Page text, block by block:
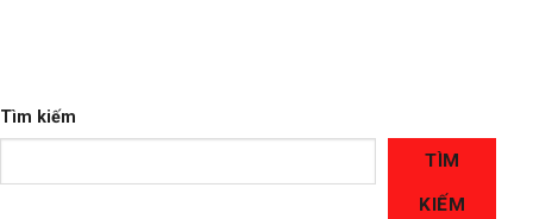
Tìm kiếm
TÌM
KIẾM